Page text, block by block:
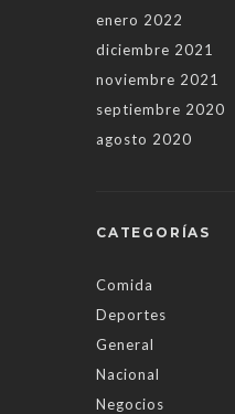
enero 2022
diciembre 2021
noviembre 2021
septiembre 2020
agosto 2020
CATEGORÍAS
Comida
Deportes
General
Nacional
Negocios